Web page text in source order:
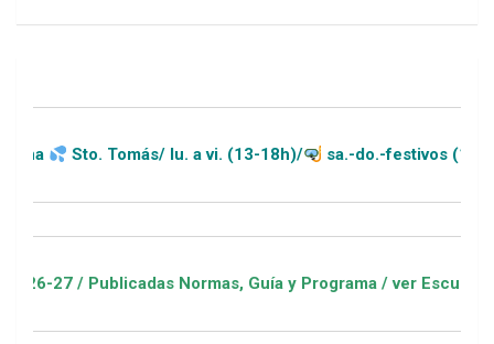
Tomás/ lu. a vi. (13-18h)/ sa.-do.-festivos (11-20h)
Normas, Guía y Programa / ver Escuelas Deportivas